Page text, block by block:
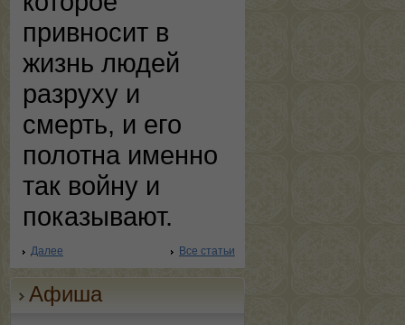
привносит в
жизнь людей
разруху и
смерть, и его
полотна именно
так войну и
показывают.
Далее Все статьи
Афиша